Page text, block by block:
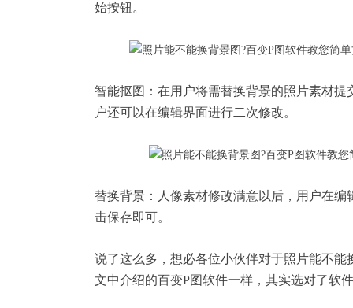
始按钮。
智能抠图：在用户将需替换背景的照片素材提
户还可以在编辑界面进行二次修改。
替换背景：人像素材修改满意以后，用户在
击保存即可。
说了这么多，想必各位小伙伴对于照片能不
文中介绍的百变P图软件一样，其实选对了软